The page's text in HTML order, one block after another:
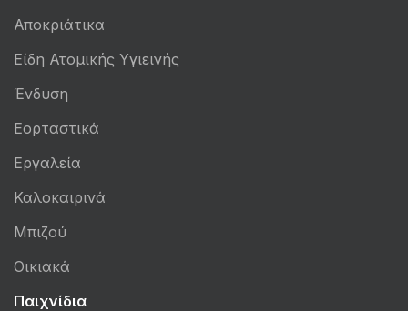
Αποκριάτικα
Είδη Ατομικής Υγιεινής
Ένδυση
Εορταστικά
Εργαλεία
Καλοκαιρινά
Μπιζού
Οικιακά
Παιχνίδια